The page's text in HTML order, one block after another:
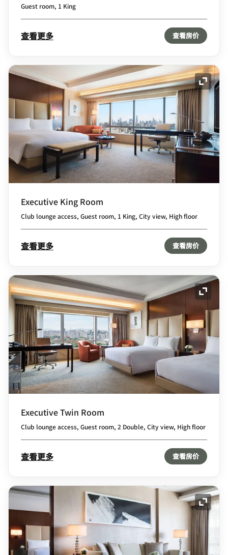
Guest room, 1 King
查看更多 查看房价
展开
Executive King Room
Club lounge access, Guest room, 1 King, City view, High floor
查看更多 查看房价
展开
Executive Twin Room
Club lounge access, Guest room, 2 Double, City view, High floor
查看更多 查看房价
展开